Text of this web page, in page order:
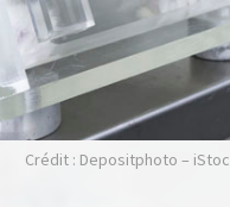
Crédit : Depositphoto –